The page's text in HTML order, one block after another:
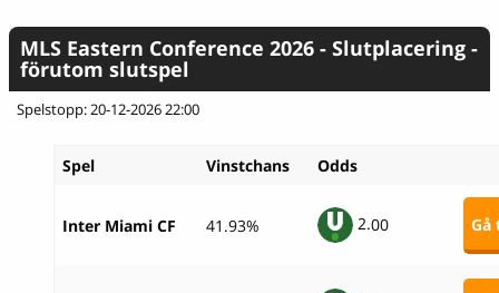
MLS Eastern Conference 2026 - Slutplacering -
förutom slutspel
Spelstopp: 20-12-2026 22:00
Spel Vinstchans Odds
Inter Miami CF 41.93% 2.00 Gå